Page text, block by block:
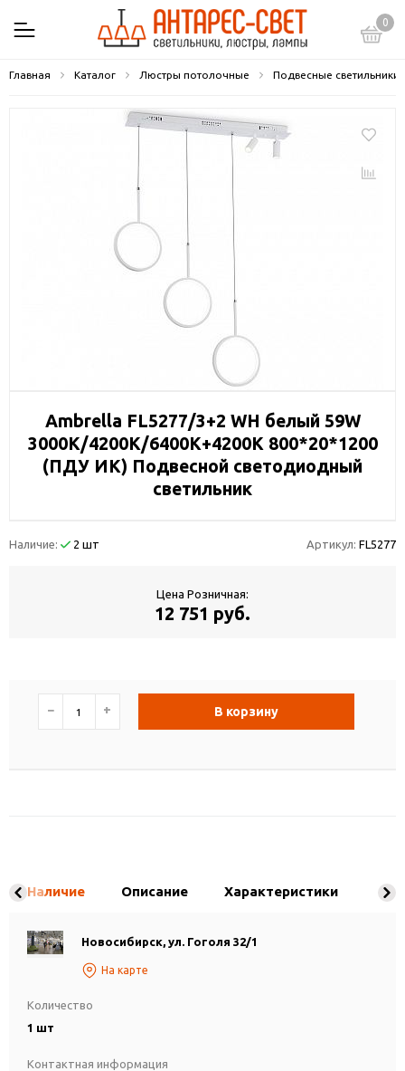
0
Главная Каталог Люстры потолочные Подвесные светильники
Ambrella FL5277/3+2 WH белый 59W
3000K/4200K/6400K+4200K 800*20*1200
(ПДУ ИК) Подвесной светодиодный
светильник
Наличие: 2 шт Артикул: FL5277
Цена Розничная:
12 751 руб.
− + В корзину
Наличие Описание Характеристики
Новосибирск, ул. Гоголя 32/1
На карте
Количество
1 шт
Контактная информация